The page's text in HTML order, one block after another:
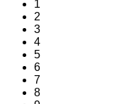
1
2
3
4
5
6
7
8